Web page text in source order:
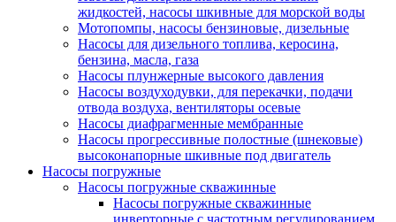
жидкостей, насосы шкивные для морской воды
Мотопомпы, насосы бензиновые, дизельные
Насосы для дизельного топлива, керосина,
бензина, масла, газа
Насосы плунжерные высокого давления
Насосы воздуходувки, для перекачки, подачи
отвода воздуха, вентиляторы осевые
Насосы диафрагменные мембранные
Насосы прогрессивные полостные (шнековые)
высоконапорные шкивные под двигатель
Насосы погружные
Насосы погружные скважинные
Насосы погружные скважинные
инверторные с частотным регулированием